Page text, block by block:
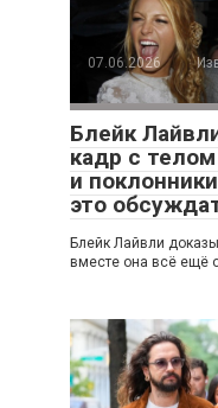
07.06.2026
Блейк
кадр с
и
это
Блейк Лайвли
вместе она всё ещё